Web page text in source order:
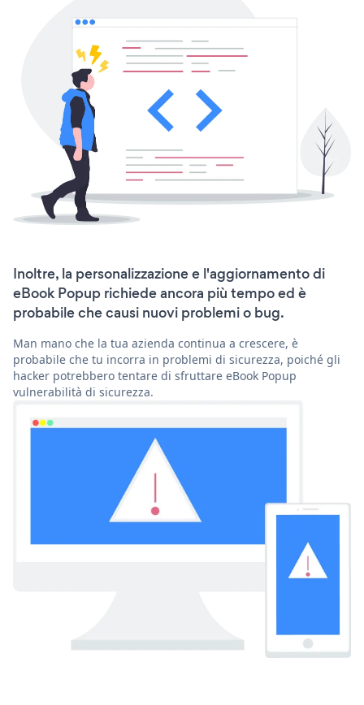
Inoltre, la personalizzazione e l'aggiornamento di
eBook Popup richiede ancora più tempo ed è
probabile che causi nuovi problemi o bug.
Man mano che la tua azienda continua a crescere, è
probabile che tu incorra in problemi di sicurezza, poiché gli
hacker potrebbero tentare di sfruttare eBook Popup
vulnerabilità di sicurezza.